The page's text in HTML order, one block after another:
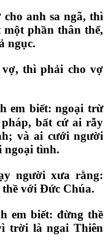
anh sa ngã, thì
phần thân thể,
ngục.
thì phải cho vợ
em biết: ngoại trừ
bất cứ ai rẫy
và ai cưới người
ngoại tình.
người xưa rằng:
với Đức Chúa.
em biết: đừng thề
trời là ngai Thiên